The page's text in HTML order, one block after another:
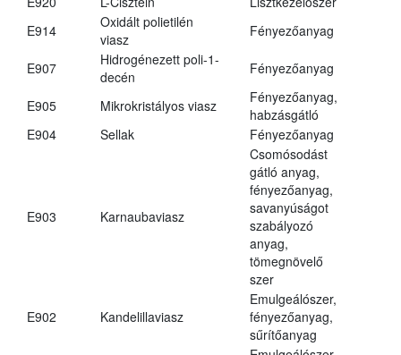
E914
Oxidált polietilén
viasz
Fényezőanyag
E907
Hidrogénezett poli-1-
decén
Fényezőanyag
E905 Mikrokristályos viasz
Fényezőanyag,
habzásgátló
E904
Sellak Fényezőanyag
E903 Karnaubaviasz
Csomósodást
gátló anyag,
fényezőanyag,
savanyúságot
szabályozó
anyag,
tömegnövelő
szer
E902 Kandelillaviasz
Emulgeálószer,
fényezőanyag,
sűrítőanyag